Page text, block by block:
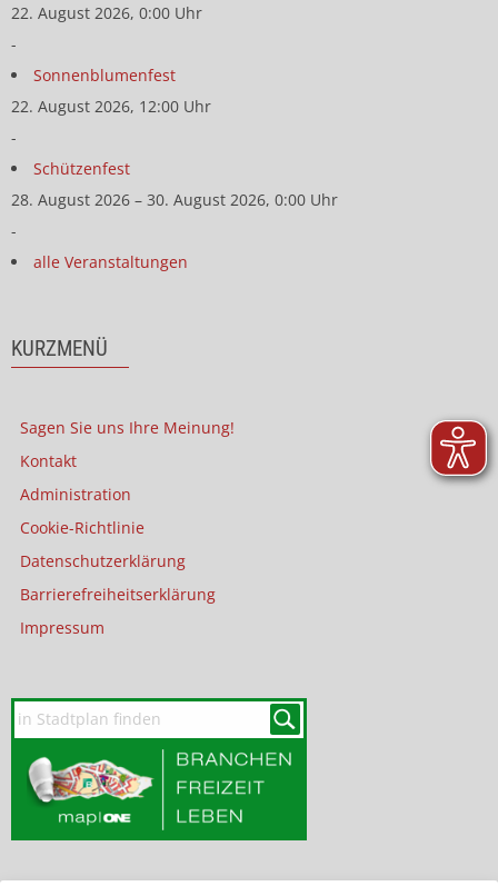
22. August 2026, 0:00 Uhr
-
Sonnenblumenfest
22. August 2026, 12:00 Uhr
-
Schützenfest
28. August 2026 – 30. August 2026, 0:00 Uhr
-
alle Veranstaltungen
KURZMENÜ
Sagen Sie uns Ihre Meinung!
Kontakt
Administration
Cookie-Richtlinie
Datenschutzerklärung
Barrierefreiheitserklärung
Impressum